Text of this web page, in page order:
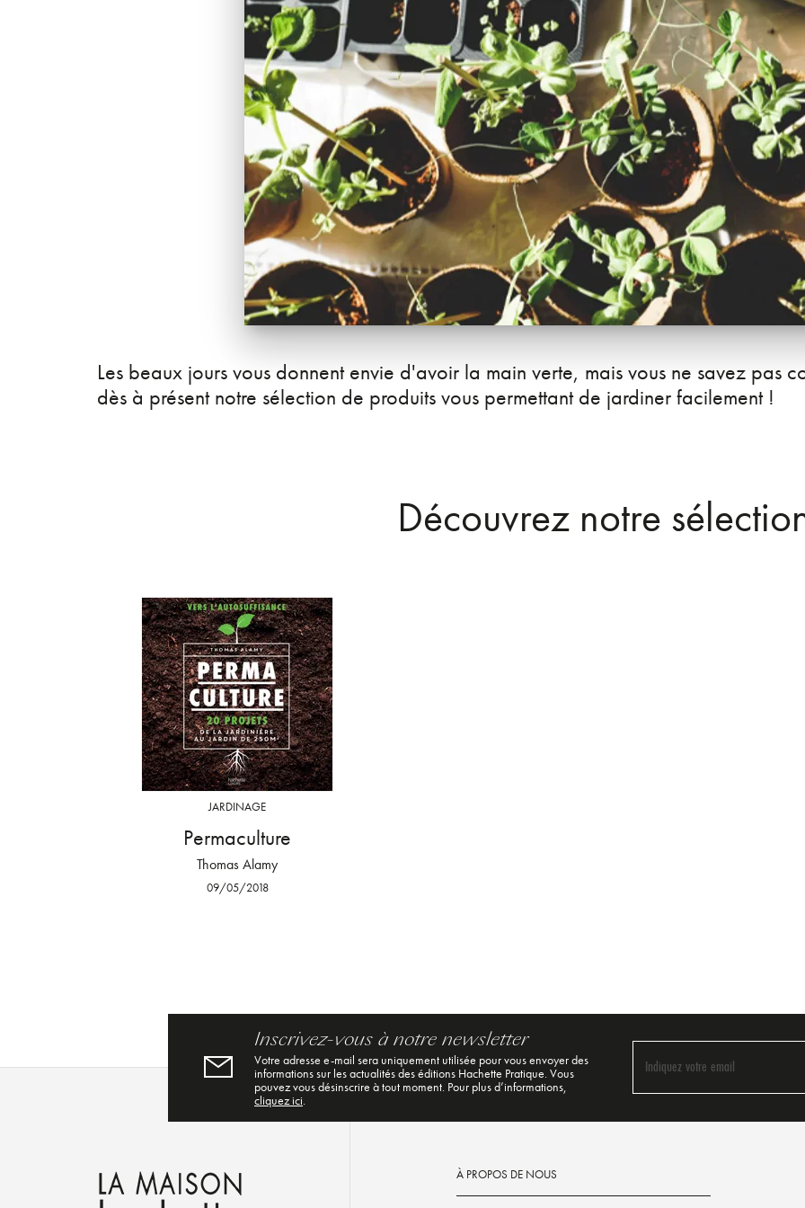
Les beaux jours vous donnent envie d'avoir la main verte, mais vous ne savez pas
dès à présent notre sélection de produits vous permettant de jardiner facilement !
Découvrez notre
JARDINAGE
Permaculture
Thomas Alamy
09/05/2018
Inscrivez-vous à notre newsletter
Votre adresse e-mail sera uniquement utilisée pour vous envoyer des
informations sur les actualités des éditions Hachette Pratique. Vous
pouvez vous désinscrire à tout moment. Pour plus d’informations,
cliquez ici
Indiquez votre email
À PROPOS DE NOUS